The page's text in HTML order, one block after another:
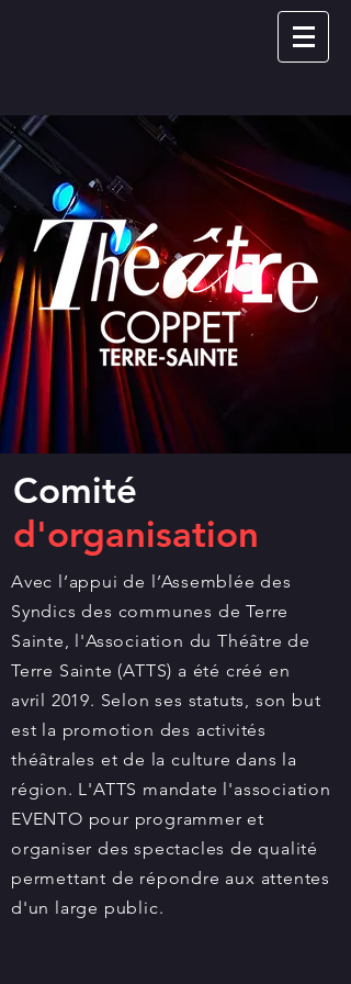
Comité
d'organisation
Avec l’appui de l’Assemblée des
Syndics des communes de Terre
Sainte, l'Association du Théâtre de
Terre Sainte (ATTS) a été créé en
avril 2019. Selon ses statuts, son but
est la promotion des activités
théâtrales et de la culture dans la
région. L'ATTS mandate l'association
EVENTO pour programmer et
organiser des spectacles de qualité
permettant de répondre aux attentes
d'un large public.